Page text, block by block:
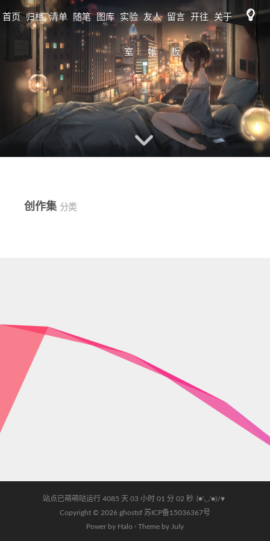
首页 归档 清单
标签
歌单
书单
随笔 图库 实验
室
图床
监控
友人
帐
留言
板
开往 关于
日志
MAP
RSS
创作集 分类
站点已萌萌哒运行 4085 天 03 小时 01 分 02 秒 (●'◡'●)ﾉ♥
Copyright © 2026 ghostsf 苏ICP备15036367号
Power by Halo · Theme by July